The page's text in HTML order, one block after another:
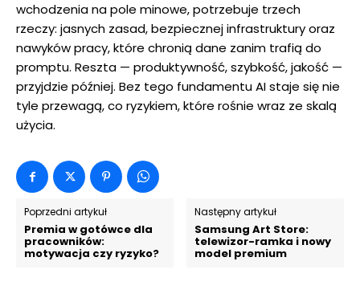
wchodzenia na pole minowe, potrzebuje trzech
rzeczy: jasnych zasad, bezpiecznej infrastruktury oraz
nawyków pracy, które chronią dane zanim trafią do
promptu. Reszta — produktywność, szybkość, jakość —
przyjdzie później. Bez tego fundamentu AI staje się nie
tyle przewagą, co ryzykiem, które rośnie wraz ze skalą
użycia.
Poprzedni artykuł
Premia w gotówce dla
pracowników:
motywacja czy ryzyko?
Następny artykuł
Samsung Art Store:
telewizor-ramka i nowy
model premium